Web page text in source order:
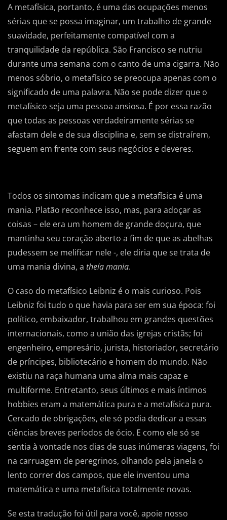
A metafísica, portanto, é uma das ocupações menos
sérias que se possa imaginar, um trabalho de grande
suavidade, perfeitamente compatível com a
tranquilidade da república. São Francisco se nutriu
durante uma semana com o canto de uma cigarra. Não
menos sóbrio, o metafísico se preocupa apenas com o
significado de uma palavra. Não se pode dizer que o
metafísico seja uma pessoa ansiosa. É por essa razão
que todas as pessoas verdadeiramente sérias se
afastam dele e de sua disciplina e, sem se distraírem,
seguem em frente com seus negócios e deveres.
Todos os sintomas indicam que a metafísica é uma
mania. Platão reconhece isso, mas, para adoçar as
coisas – ele era um homem de grande doçura, que
mantinha seu coração aberto a fim de que as abelhas
pudessem se melificar nele -, ele diria que se trata de
uma mania divina, a theía mania.
O caso do metafísico Leibniz é o mais curioso. Pois
Leibniz foi tudo o que havia para ser em sua época: foi
político, embaixador, trabalhou em grandes questões
internacionais, como a união das igrejas cristãs; foi
engenheiro, empresário, jurista, historiador, secretário
de príncipes, bibliotecário e homem do mundo. Não
existiu na raça humana uma alma mais capaz e
multiforme. Entretanto, seus últimos e mais íntimos
hobbies eram a matemática pura e a metafísica pura.
Cercado de obrigações, ele só podia dedicar a essas
ciências breves períodos de ócio. E como ele só se
sentia à vontade nos dias de suas inúmeras viagens, foi
na carruagem de peregrinos, olhando pela janela o
lento correr dos campos, que ele inventou uma
matemática e uma metafísica totalmente novas.
Se esta tradução foi útil para você, apoie nosso